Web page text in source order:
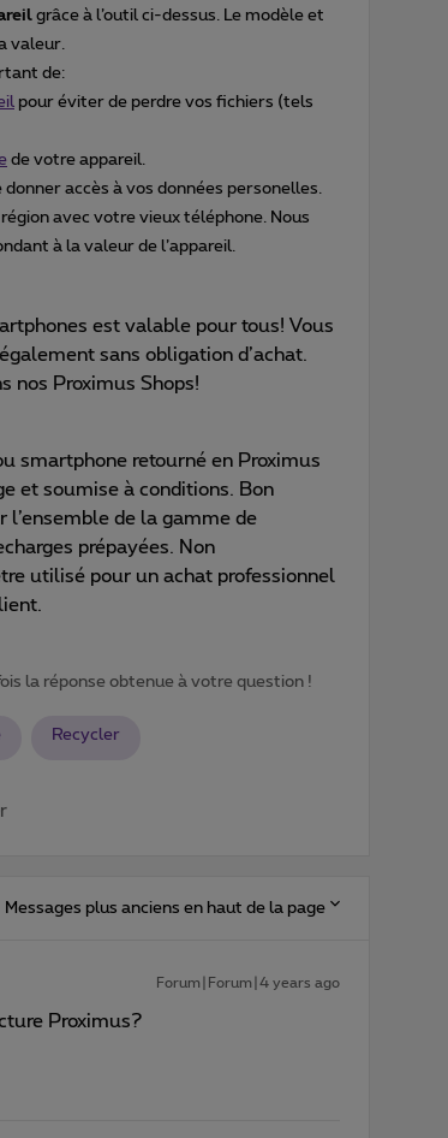
grâce à l’outil ci-dessus. Le modèle et
valeur.
de:
pour éviter de perdre vos fichiers (tels
de votre appareil.
accès à vos données personelles.
avec votre vieux téléphone. Nous
à la valeur de l’appareil.
est valable pour tous! Vous
sans obligation d’achat.
nos Proximus Shops!
smartphone retourné en Proximus
et soumise à conditions. Bon
l’ensemble de la gamme de
prépayées. Non
utilisé pour un achat professionnel
la réponse obtenue à votre question !
Recycler
Messages plus anciens en haut de la page
Forum|Forum|4 years ago
Proximus?